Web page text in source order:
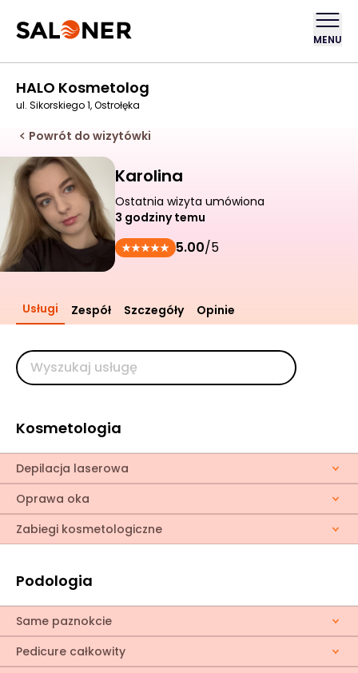
MENU
HALO Kosmetolog
ul. Sikorskiego 1, Ostrołęka
Powrót do wizytówki
Karolina
Ostatnia wizyta umówiona
3 godziny temu
5.00/5
Usługi Zespół Szczegóły Opinie
Kosmetologia
Depilacja laserowa
Oprawa oka
Zabiegi kosmetologiczne
Podologia
Same paznokcie
Pedicure całkowity